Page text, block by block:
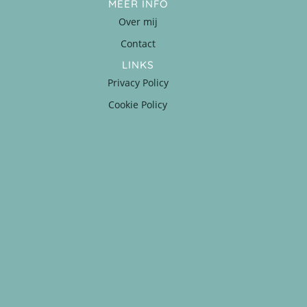
MEER INFO
Over mij
Contact
LINKS
Privacy Policy
Cookie Policy